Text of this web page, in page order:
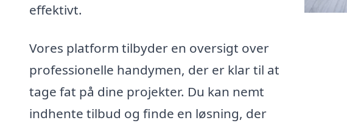
effektivt.
Vores platform tilbyder en oversigt over
professionelle handymen, der er klar til at
tage fat på dine projekter. Du kan nemt
indhente tilbud og finde en løsning, der